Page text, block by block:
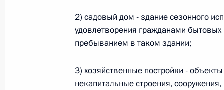
26 июля 2026 года
О внесении изменений в Кодекс
2) садовый дом - здание сезонного
удовлетворения гражданами
пребыванием в таком здании;
3) хозяйственные постройки -
некапитальные строения,